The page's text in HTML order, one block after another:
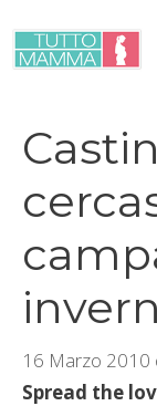
contenuto
16 Marzo 2010
Spread the